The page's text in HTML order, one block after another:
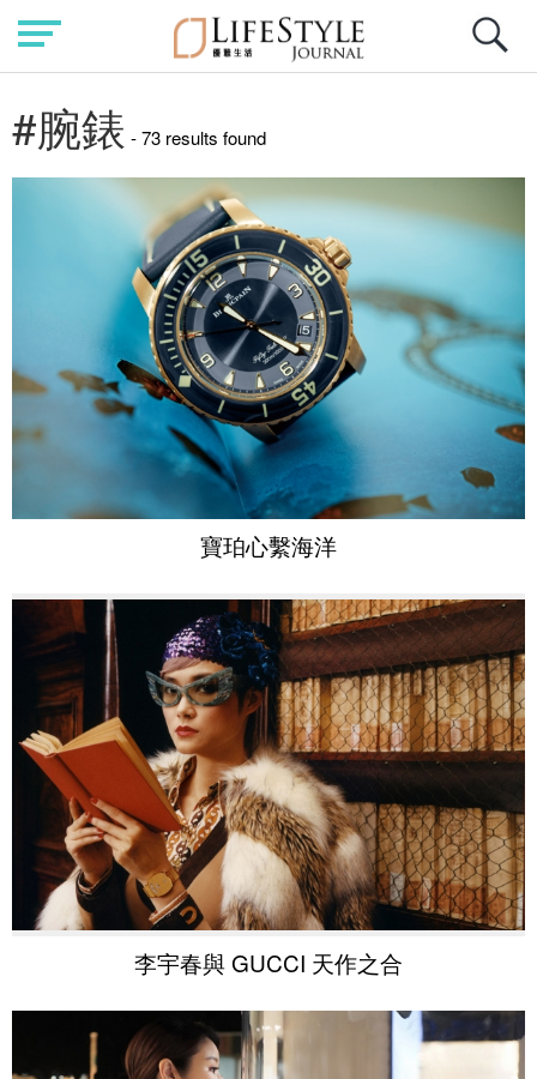
#腕錶 - 73 results found
寶珀心繫海洋
李宇春與 GUCCI 天作之合